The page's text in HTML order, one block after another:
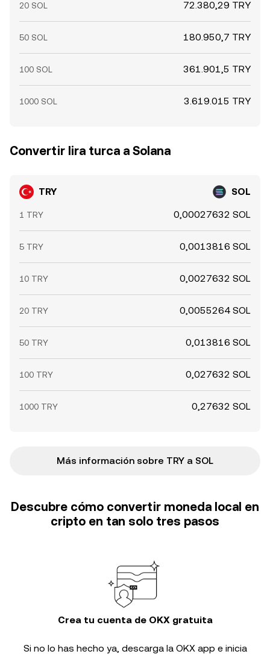
20 SOL 72.380,29 TRY
50 SOL 180.950,7 TRY
100 SOL 361.901,5 TRY
1000 SOL 3.619.015 TRY
Convertir lira turca a Solana
TRY SOL
1 TRY 0,00027632 SOL
5 TRY 0,0013816 SOL
10 TRY 0,0027632 SOL
20 TRY 0,0055264 SOL
50 TRY 0,013816 SOL
100 TRY 0,027632 SOL
1000 TRY 0,27632 SOL
Más información sobre TRY a SOL
Descubre cómo convertir moneda local en
cripto en tan solo tres pasos
Crea tu cuenta de OKX gratuita
Si no lo has hecho ya, descarga la OKX app e inicia